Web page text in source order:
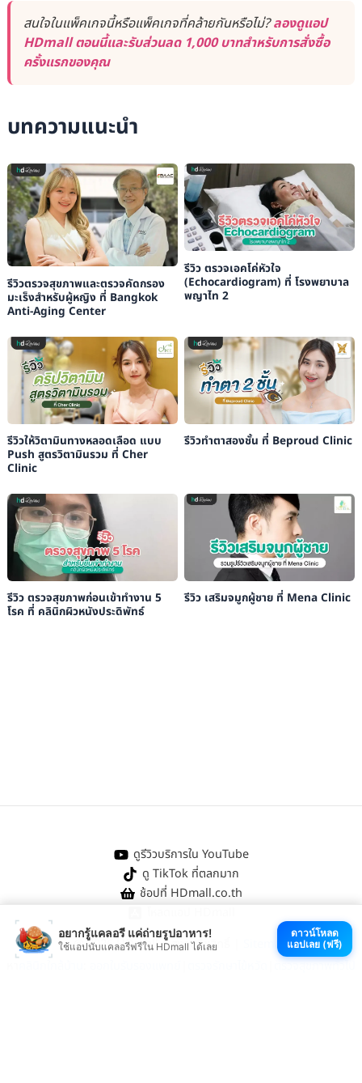
สนใจในแพ็คเกจนี้หรือแพ็คเกจที่คล้ายกันหรือไม่?ลองดูแอป
HDmall ตอนนี้และรับส่วนลด 1,000 บาทสำหรับการสั่งซื้อ
ครั้งแรกของคุณ
บทความแนะนำ
รีวิวตรวจสุขภาพและตรวจคัดกรอง
มะเร็งสำหรับผู้หญิง ที่ Bangkok
Anti-Aging Center
รีวิว ตรวจเอคโค่หัวใจ
(Echocardiogram) ที่ โรงพยาบาล
พญาไท 2
รีวิวให้วิตามินทางหลอดเลือด แบบ
Push สูตรวิตามินรวม ที่ Cher
Clinic
รีวิวทำตาสองชั้น ที่ Beproud Clinic
รีวิว ตรวจสุขภาพก่อนเข้าทำงาน 5
โรค ที่ คลินิกผิวหนังประดิพัทธ์
รีวิว เสริมจมูกผู้ชาย ที่ Mena Clinic
ดูรีวิวบริการใน YouTube
ดู TikTok ที่ตลกมาก
ช้อปที่ HDmall.co.th
@ 2026 HDmall | สงวนลิขสิทธิ์ |
Sitemap
ตรวจสุขภาพทั่วไป
อยากรู้แคลอรี แค่ถ่ายรูปอาหาร!
ใช้แอปนับแคลอรีฟรีใน HDmall ได้เลย
ดาวน์โหลด
แอปเลย (ฟรี)